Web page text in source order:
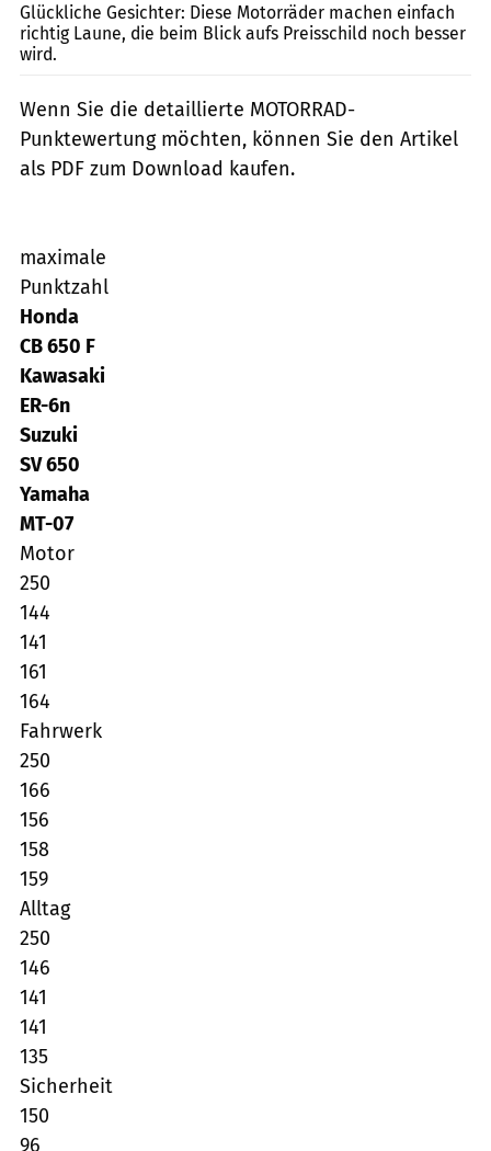
Glückliche Gesichter: Diese Motorräder machen einfach
richtig Laune, die beim Blick aufs Preisschild noch besser
wird.
Wenn Sie die detaillierte MOTORRAD-
Punktewertung möchten, können Sie den Artikel
als PDF zum Download kaufen.
maximale
Punktzahl
Honda
CB 650 F
Kawasaki
ER-6n
Suzuki
SV 650
Yamaha
MT-07
Motor
250
144
141
161
164
Fahrwerk
250
166
156
158
159
Alltag
250
146
141
141
135
Sicherheit
150
96